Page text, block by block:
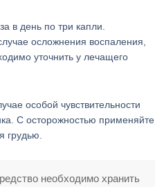
в день по три капли.
осложнения воспаления,
уточнить у лечащего
особой чувствительности
С осторожностью применяйте
грудью.
необходимо хранить